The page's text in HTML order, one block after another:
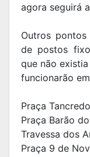
agora seguirá
Outros
de postos
que não
funcionarão
Praça
Praça Barão
Travessa dos
Praça 9 de